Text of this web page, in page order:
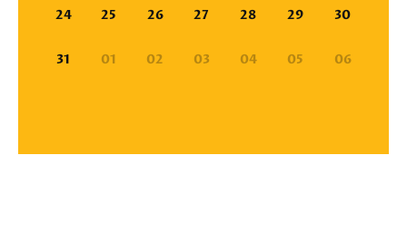
24 25 26 27 28 29 30
31 01 02 03 04 05 06